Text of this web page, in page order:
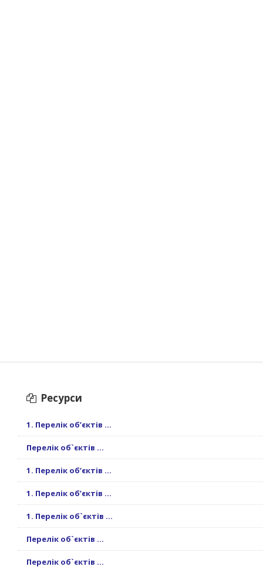
Ресурси
1. Перелік об’єктів ...
Перелік об`єктів ...
1. Перелік об’єктів ...
1. Перелік об’єктів ...
1. Перелік об`єктів ...
Перелік об`єктів ...
Перелік об`єктів ...